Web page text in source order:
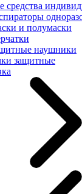
средства
и полумаски
наушники
защитные